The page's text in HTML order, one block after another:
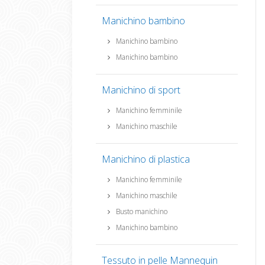
Manichino bambino
Manichino bambino
Manichino bambino
Manichino di sport
Manichino femminile
Manichino maschile
Manichino di plastica
Manichino femminile
Manichino maschile
Busto manichino
Manichino bambino
Tessuto in pelle Mannequin